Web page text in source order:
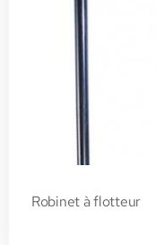
Robinet à flotteur